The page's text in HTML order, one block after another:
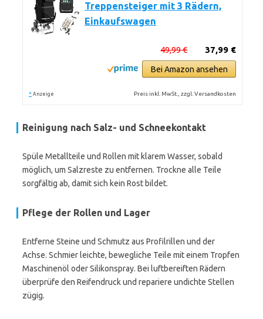
Treppensteiger mit 3 Rädern,
Einkaufswagen
37,99 €
49,99 €
Bei Amazon ansehen
* Anzeige Preis inkl. MwSt., zzgl. Versandkosten
Reinigung nach Salz- und Schneekontakt
Spüle Metallteile und Rollen mit klarem Wasser, sobald
möglich, um Salzreste zu entfernen. Trockne alle Teile
sorgfältig ab, damit sich kein Rost bildet.
Pflege der Rollen und Lager
Entferne Steine und Schmutz aus Profilrillen und der
Achse. Schmier leichte, bewegliche Teile mit einem Tropfen
Maschinenöl oder Silikonspray. Bei luftbereiften Rädern
überprüfe den Reifendruck und repariere undichte Stellen
zügig.